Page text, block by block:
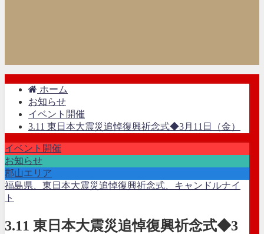
ホーム
お知らせ
イベント開催
3.11 東日本大震災追悼復興祈念式◆3月11日（金）
イベント開催
お知らせ
郡山エリア
福島県、東日本大震災追悼復興祈念式、キャンドルナイ
ト
3.11 東日本大震災追悼復興祈念式◆3